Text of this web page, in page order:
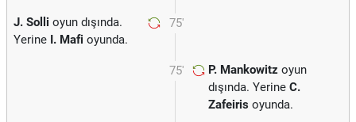
75'
J. Solli oyun dışında.
Yerine I. Mafi oyunda.
75' P. Mankowitz oyun
dışında. Yerine C.
Zafeiris oyunda.